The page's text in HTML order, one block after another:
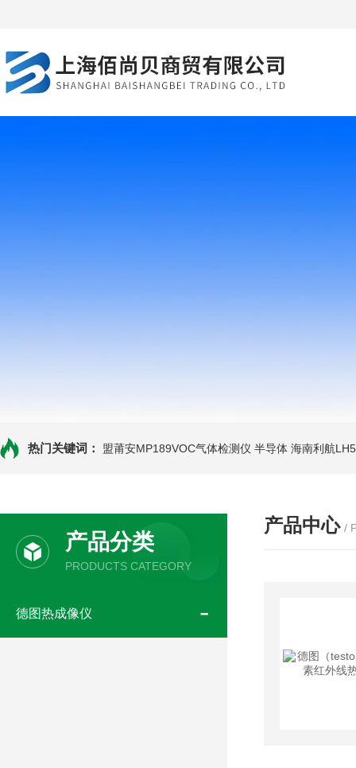
热门关键词： 盟莆安MP189VOC气体检测仪 半导体 海南利航
产品分类
PRODUCTS CATEGORY
德图热成像仪
产品中心 /